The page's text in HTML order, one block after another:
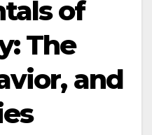
of
The
and